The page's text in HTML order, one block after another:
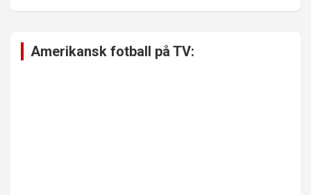
Amerikansk fotball på TV: